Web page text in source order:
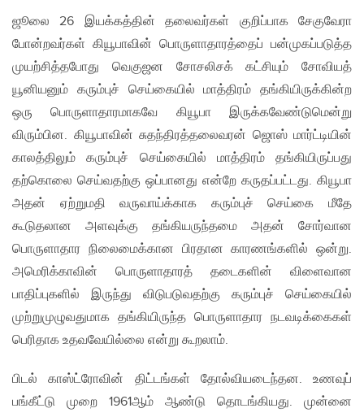
ஜூலை 26 இயக்கத்தின் தலைவர்கள் குறிப்பாக சேகுவேரா
போன்றவர்கள் கியூபாவின் பொருளாதாரத்தைப் பன்முகப்படுத்த
முயற்சித்தபோது வெகுஜன சோசலிசக் கட்சியும் சோவியத்
யூனியனும் கரும்புச் செய்கையில் மாத்திரம் தங்கியிருக்கின்ற
ஒரு பொருளாதாரமாகவே கியூபா இருக்கவேண்டுமென்று
விரும்பின. கியூபாவின் சுதந்திரத்தலைவரன் ஜொஸ் மார்ட்டியின்
காலத்திலும் கரும்புச் செய்கையில் மாத்திரம் தங்கியிருப்பது
தற்கொலை செய்வதற்கு ஒப்பானது என்றே கருதப்பட்டது. கியூபா
அதன் ஏற்றுமதி வருவாய்க்காக கரும்புச் செய்கை மீதே
கூடுதலான அளவுக்கு தங்கியருந்தமை அதன் சோர்வான
பொருளாதார நிலைமைக்கான பிரதான காரணங்களில் ஒன்று.
அமெரிக்காவின் பொருளாதாரத் தடைகளின் விளைவான
பாதிப்புகளில் இருந்து விடுபடுவதற்கு கரும்புச் செய்கையில்
முற்றுமுழுவதுமாக தங்கியிருந்த பொருளாதார நடவடிக்கைகள்
பெரிதாக உதவவேயில்லை என்று கூறலாம்.
பிடல் காஸ்ட்ரோவின் திட்டங்கள் தோல்வியடைந்தன. உணவுப்
பங்கீட்டு முறை 1961ஆம் ஆண்டு தொடங்கியது. முன்னை